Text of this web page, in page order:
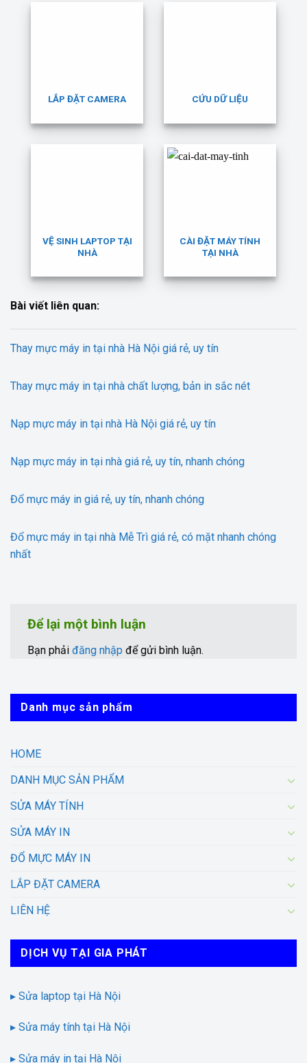
LẮP ĐẶT CAMERA CỨU DỮ LIỆU
VỆ SINH LAPTOP TẠI
NHÀ
CÀI ĐẶT MÁY TÍNH
TẠI NHÀ
Bài viết liên quan:
Thay mực máy in tại nhà Hà Nội giá rẻ, uy tín
Thay mực máy in tại nhà chất lượng, bản in sắc nét
Nạp mực máy in tại nhà Hà Nội giá rẻ, uy tín
Nạp mực máy in tại nhà giá rẻ, uy tín, nhanh chóng
Đổ mực máy in giá rẻ, uy tín, nhanh chóng
Đổ mực máy in tại nhà Mễ Trì giá rẻ, có mặt nhanh chóng
nhất
Để lại một bình luận
Bạn phải đăng nhập để gửi bình luận.
Danh mục sản phẩm
HOME
DANH MỤC SẢN PHẨM
SỬA MÁY TÍNH
SỬA MÁY IN
ĐỔ MỰC MÁY IN
LẮP ĐẶT CAMERA
LIÊN HỆ
DỊCH VỤ TẠI GIA PHÁT
▸ Sửa laptop tại Hà Nội
▸ Sửa máy tính tại Hà Nội
▸ Sửa máy in tại Hà Nội